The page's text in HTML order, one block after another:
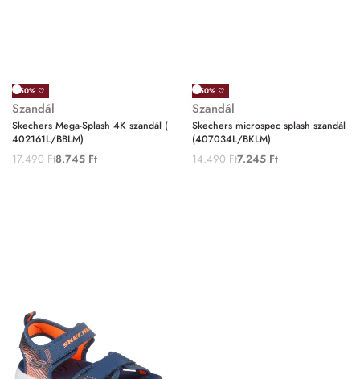
-50% ♡
Szandál
Skechers Mega-Splash 4K szandál (
402161L/BBLM)
17.490Ft8.745 Ft
-50% ♡
Szandál
Skechers microspec splash szandál
(407034L/BKLM)
14.490Ft7.245 Ft